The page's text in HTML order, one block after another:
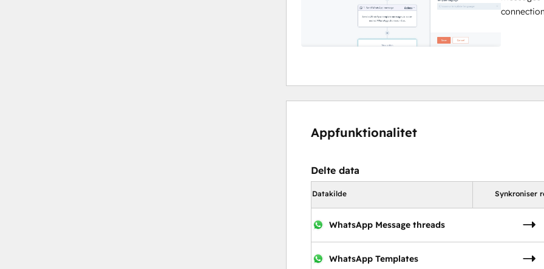
Appfunktionalitet
Delte data
Datakilde Synkroniser
WhatsApp Message threads
WhatsApp Templates